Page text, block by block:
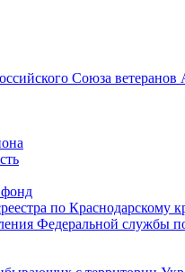
Союза ветеранов
по Краснодарскому
Федеральной службы